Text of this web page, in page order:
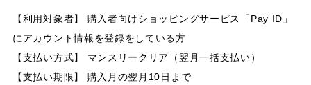
【利用対象者】 購入者向けショッピングサービス「Pay ID」
にアカウント情報を登録をしている方
【支払い方式】 マンスリークリア（翌月一括支払い）
【支払い期限】 購入月の翌月10日まで